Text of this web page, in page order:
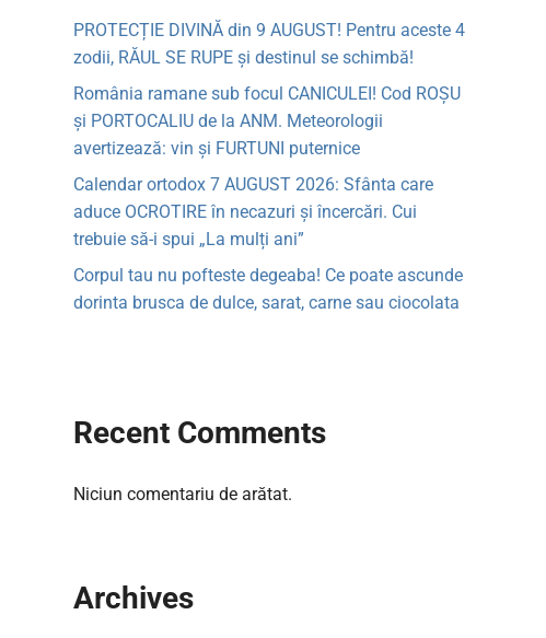
PROTECȚIE DIVINĂ din 9 AUGUST! Pentru aceste 4
zodii, RĂUL SE RUPE și destinul se schimbă!
România ramane sub focul CANICULEI! Cod ROȘU
și PORTOCALIU de la ANM. Meteorologii
avertizează: vin și FURTUNI puternice
Calendar ortodox 7 AUGUST 2026: Sfânta care
aduce OCROTIRE în necazuri și încercări. Cui
trebuie să-i spui „La mulți ani”
Corpul tau nu pofteste degeaba! Ce poate ascunde
dorinta brusca de dulce, sarat, carne sau ciocolata
Recent Comments
Niciun comentariu de arătat.
Archives